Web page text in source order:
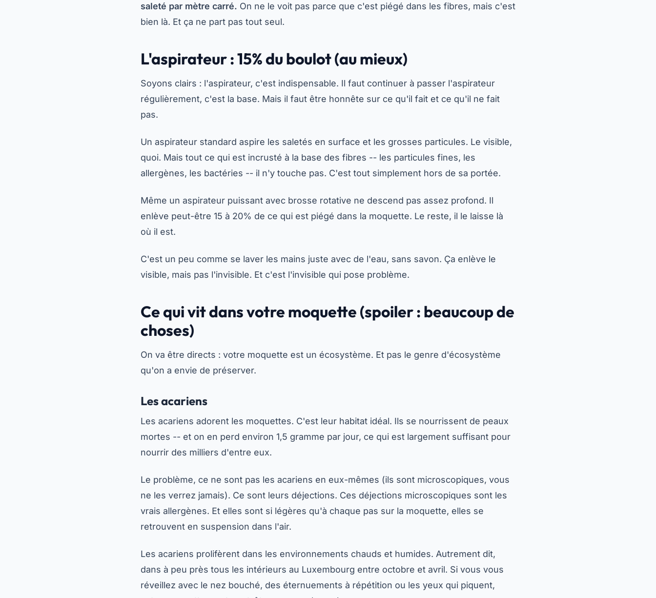
saleté par mètre carré. On ne le voit pas parce que c'est piégé dans les fibres, mais c'est
bien là. Et ça ne part pas tout seul.
L'aspirateur : 15% du boulot (au mieux)
Soyons clairs : l'aspirateur, c'est indispensable. Il faut continuer à passer l'aspirateur
régulièrement, c'est la base. Mais il faut être honnête sur ce qu'il fait et ce qu'il ne fait
pas.
Un aspirateur standard aspire les saletés en surface et les grosses particules. Le visible,
quoi. Mais tout ce qui est incrusté à la base des fibres -- les particules fines, les
allergènes, les bactéries -- il n'y touche pas. C'est tout simplement hors de sa portée.
Même un aspirateur puissant avec brosse rotative ne descend pas assez profond. Il
enlève peut-être 15 à 20% de ce qui est piégé dans la moquette. Le reste, il le laisse là
où il est.
C'est un peu comme se laver les mains juste avec de l'eau, sans savon. Ça enlève le
visible, mais pas l'invisible. Et c'est l'invisible qui pose problème.
Ce qui vit dans votre moquette (spoiler : beaucoup de
choses)
On va être directs : votre moquette est un écosystème. Et pas le genre d'écosystème
qu'on a envie de préserver.
Les acariens
Les acariens adorent les moquettes. C'est leur habitat idéal. Ils se nourrissent de peaux
mortes -- et on en perd environ 1,5 gramme par jour, ce qui est largement suffisant pour
nourrir des milliers d'entre eux.
Le problème, ce ne sont pas les acariens en eux-mêmes (ils sont microscopiques, vous
ne les verrez jamais). Ce sont leurs déjections. Ces déjections microscopiques sont les
vrais allergènes. Et elles sont si légères qu'à chaque pas sur la moquette, elles se
retrouvent en suspension dans l'air.
Les acariens prolifèrent dans les environnements chauds et humides. Autrement dit,
dans à peu près tous les intérieurs au Luxembourg entre octobre et avril. Si vous vous
réveillez avec le nez bouché, des éternuements à répétition ou les yeux qui piquent,